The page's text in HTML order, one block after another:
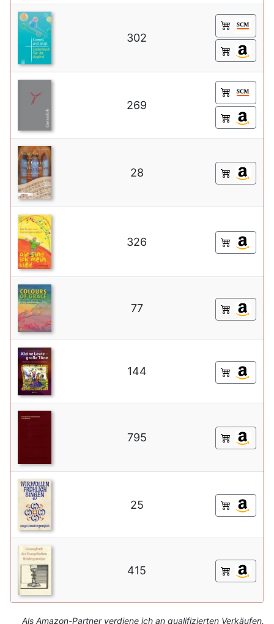
302
269
28
326
77
144
795
25
415
Als Amazon-Partner verdiene ich an qualifizierten Verkäufen.